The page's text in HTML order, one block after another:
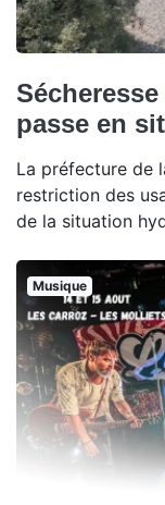
passe en
La préfecture de
restriction des
de la situation
Musique